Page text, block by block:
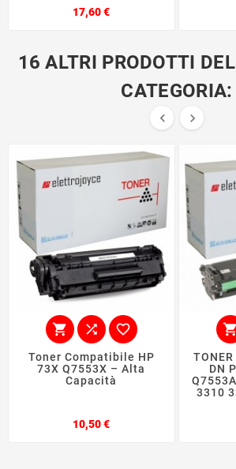
17,60 €Prezzo
16 ALTRI PRODOTTI
CATEGORIA:
 
  
Toner Compatibile HP
73X Q7553X – Alta
Capacità
10,50 €Prezzo

DN
3310